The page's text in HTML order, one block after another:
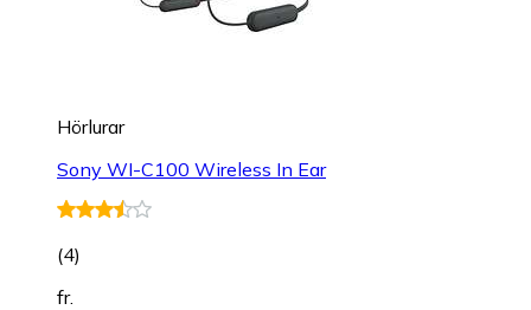
Hörlurar
Sony WI-C100 Wireless In Ear
(4)
fr.